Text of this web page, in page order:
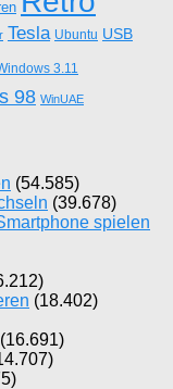
Tesla Ubuntu USB
3.11
98 WinUAE
(54.585)
(39.678)
spielen
(18.402)
(16.691)